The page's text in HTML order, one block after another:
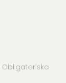
Obligatoriska